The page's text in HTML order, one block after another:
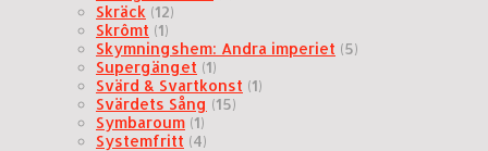
Skräck (12)
Skrômt (1)
Skymningshem: Andra imperiet (5)
Supergänget (1)
Svärd & Svartkonst (1)
Svärdets Sång (15)
Symbaroum (1)
Systemfritt (4)